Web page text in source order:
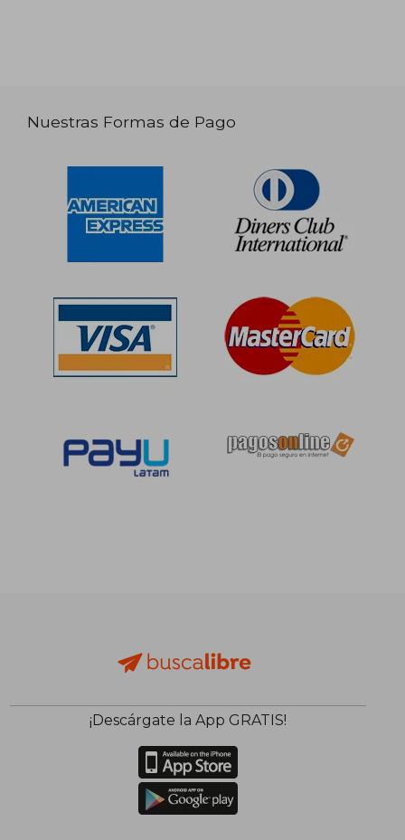
Nuestras Formas de Pago
¡Descárgate la App GRATIS!